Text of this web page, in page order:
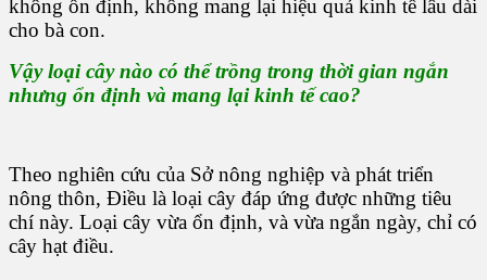
không ổn định, không mang lại hiệu quả kinh tế lâu dài
cho bà con.
Vậy loại cây nào có thể trồng trong thời gian ngắn
nhưng ổn định và mang lại kinh tế cao?
Theo nghiên cứu của Sở nông nghiệp và phát triển
nông thôn, Điều là loại cây đáp ứng được những tiêu
chí này. Loại cây vừa ổn định, và vừa ngắn ngày, chỉ có
cây hạt điều.